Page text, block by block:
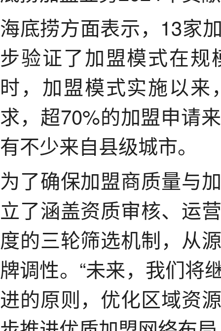
海底捞方面表示，13家
步验证了加盟模式在
时，加盟模式实施以
求，超70%的加盟申请
有不少来自县级城市。
为了确保加盟商质量与
立了涵盖资质审核、运
度的三轮筛选机制，从
牌调性。“未来，我们将
进的原则，优化区域资